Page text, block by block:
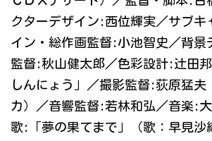
クターデザイン:西位輝実／サブキ
イン・総作画監督:小池智史／背景
監督:秋山健太郎／色彩設計:辻田
しんにょう」／撮影監督:荻原猛夫
カ）／音響監督:若林和弘／音楽:
歌:「夢の果てまで」（歌：早見